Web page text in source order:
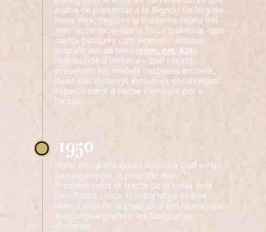
acaba de presentar a la Bignou Gallery de
Nova York. Seguint la moderna teoria del
«res no es toca» de la física quàntica –que
marca pintures com Desmaterialització
prop del nas de Neró (núm. cat. 626),
reproduïda a l’escena–, Dalí i Horst
presenten les models suspeses en l’aire,
lluint dos dissenys estiuencs encarregats
especialment a Hattie Carnegie per a
l’ocasió.
1950
Horst fotografia Gala i Salvador Dalí en un
paisatge rocós, a prop del mar.
Probablement es tracta de la costa oest
dels Estats Units. El reportatge és una
raresa dins de la producció del l’autor, que
acostuma a preferir les fotografies
d’interior.